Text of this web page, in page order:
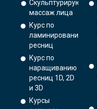
Скульптурирующий
массаж лица
Курс по
ламинированию
ресниц
Курс по
наращиванию
ресниц 1D, 2D
и 3D
Курсы